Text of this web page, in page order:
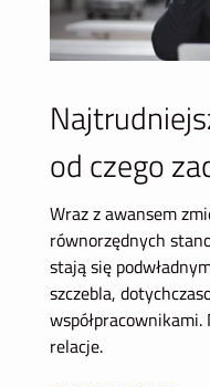
od czego
Wraz z awansem
równorzędnych
stają się
szczebla,
relacje.